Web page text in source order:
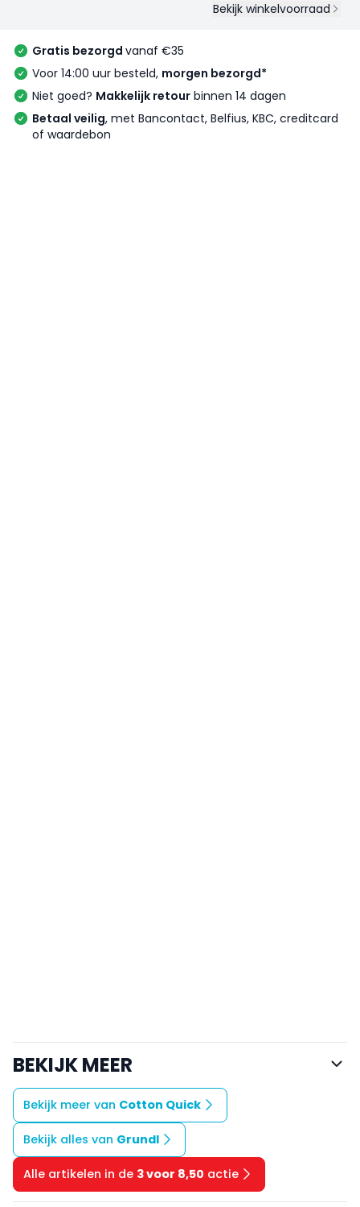
Bekijk winkelvoorraad
Gratis bezorgd vanaf €35
Voor 14:00 uur besteld, morgen bezorgd*
Niet goed? Makkelijk retour binnen 14 dagen
Betaal veilig, met Bancontact, Belfius, KBC, creditcard
of waardebon
BEKIJK MEER
Bekijk meer van Cotton Quick
Bekijk alles van Grundl
Alle artikelen in de 3 voor 8,50 actie